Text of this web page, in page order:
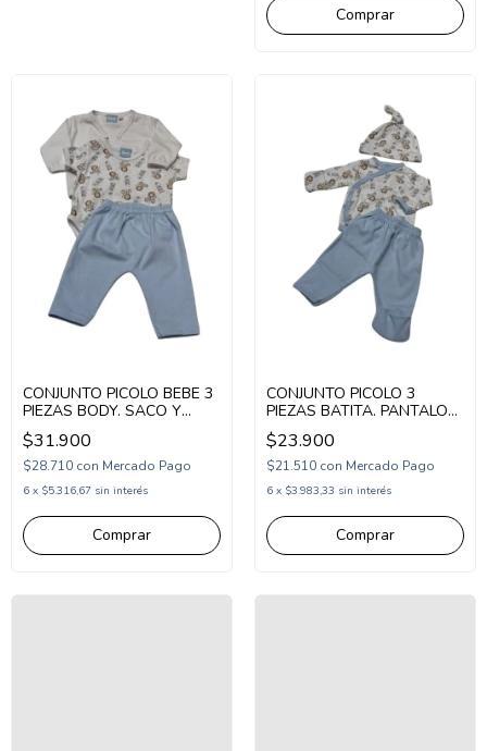
Comprar
CONJUNTO PICOLO BEBE 3
PIEZAS BODY. SACO Y
PANTALON ESTAMPA
LEONES (PC2677432)
$31.900
$28.710 con Mercado Pago
6 x $5.316,67 sin interés
Comprar
CONJUNTO PICOLO 3
PIEZAS BATITA. PANTALON
Y GORRO ESTAMPA
LEONES (PC2677409)
$23.900
$21.510 con Mercado Pago
6 x $3.983,33 sin interés
Comprar